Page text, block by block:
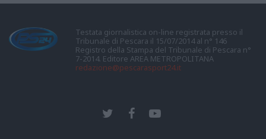
Testata giornalistica on-line registrata presso il
Tribunale di Pescara il 15/07/2014 al n° 146
Registro della Stampa del Tribunale di Pescara n°
7-2014. Editore AREA METROPOLITANA
redazione@pescarasport24.it